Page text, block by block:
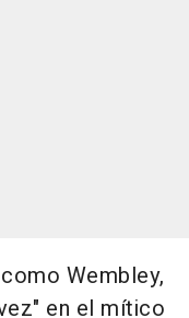
Wembley,
en el mítico